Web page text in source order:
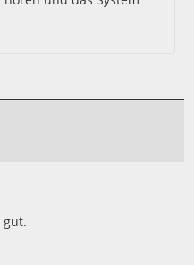
gut.